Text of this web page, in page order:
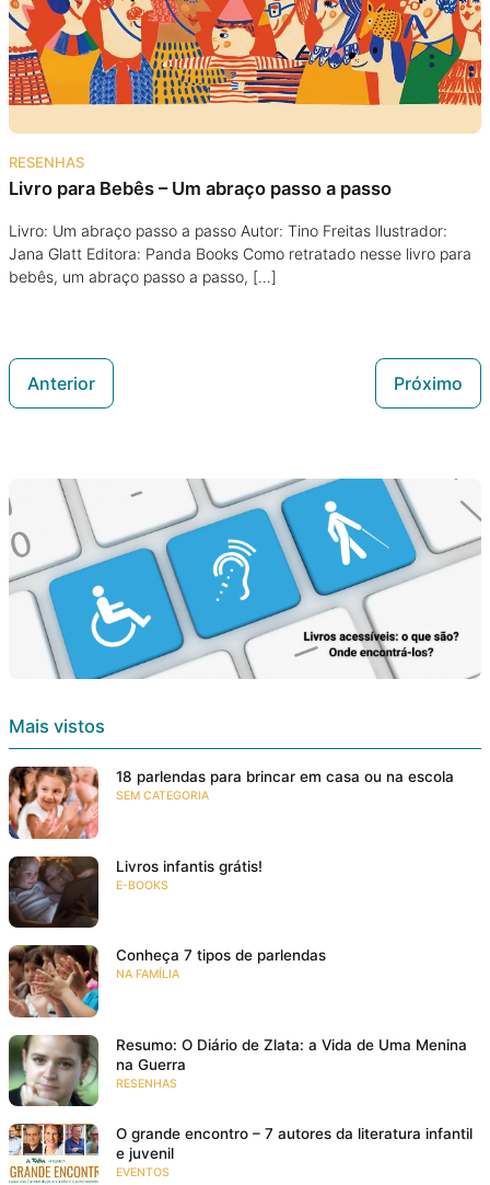
RESENHAS
Livro para Bebês – Um abraço passo a passo
Livro: Um abraço passo a passo Autor: Tino Freitas Ilustrador:
Jana Glatt Editora: Panda Books Como retratado nesse livro para
bebês, um abraço passo a passo, […]
Anterior Próximo
Mais vistos
18 parlendas para brincar em casa ou na escola
SEM CATEGORIA
Livros infantis grátis!
E-BOOKS
Conheça 7 tipos de parlendas
NA FAMÍLIA
Resumo: O Diário de Zlata: a Vida de Uma Menina
na Guerra
RESENHAS
O grande encontro – 7 autores da literatura infantil
e juvenil
EVENTOS